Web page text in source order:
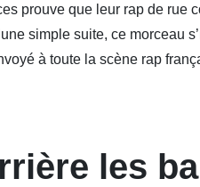
prouve que leur rap de rue
simple suite, ce morceau
à toute la scène rap
les